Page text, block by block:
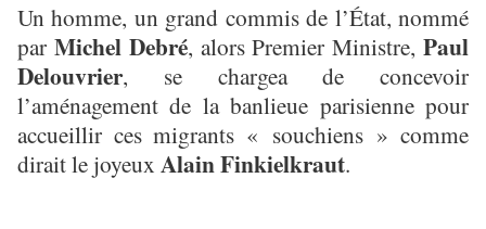
Un homme, un grand commis de l’État, nommé
par Michel Debré, alors Premier Ministre,Paul
Delouvrier, se chargea de concevoir
l’aménagement de la banlieue parisienne pour
accueillir ces migrants « souchiens » comme
dirait le joyeux Alain Finkielkraut.